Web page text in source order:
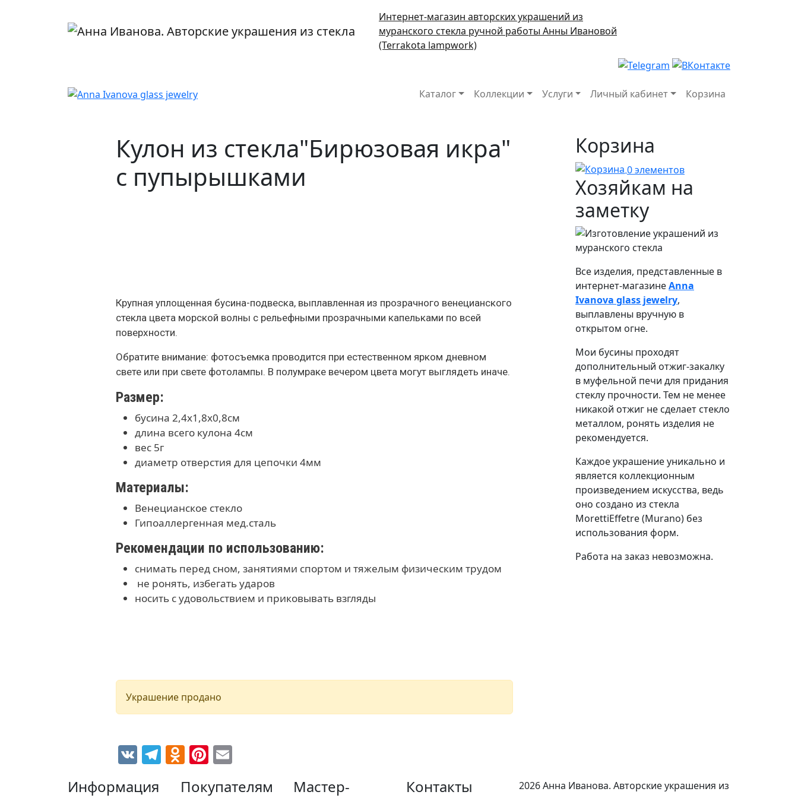
Интернет-магазин авторских украшений из
муранского стекла ручной работы Анны Ивановой
(Terrakota lampwork)
Основная навигация
Каталог Коллекции Услуги Личный кабинет Корзина
Кулон из стекла"Бирюзовая икра"
с пупырышками
Крупная уплощенная бусина-подвеска, выплавленная из прозрачного венецианского
стекла цвета морской волны с рельефными прозрачными капельками по всей
поверхности.
Обратите внимание: фотосъемка проводится при естественном ярком дневном
свете или при свете фотолампы. В полумраке вечером цвета могут выглядеть иначе.
Размер:
бусина 2,4х1,8х0,8см
длина всего кулона 4см
вес 5г
диаметр отверстия для цепочки 4мм
Материалы:
Венецианское стекло
Гипоаллергенная мед.сталь
Рекомендации по использованию:
снимать перед сном, занятиями спортом и тяжелым физическим трудом
не ронять, избегать ударов
носить с удовольствием и приковывать взгляды
Украшение продано
VK Telegram
Odnoklassniki
Pinterest
Корзина
0 элементов
Хозяйкам на
заметку
Все изделия, представленные в
интернет-магазинеAnna
Ivanova glass jewelry,
выплавлены вручную в
открытом огне.
Мои бусины проходят
дополнительный отжиг-закалку
в муфельной печи для придания
стеклу прочности. Тем не менее
никакой отжиг не сделает стекло
металлом, ронять изделия не
рекомендуется.
Каждое украшение уникально и
является коллекционным
произведением искусства, ведь
оно создано из стекла
MorettiEffetre (Murano) без
использования форм.
Работа на заказ невозможна.
Информация Покупателям
Мастер-
Контакты
2026 Анна Иванова. Авторские украшения из